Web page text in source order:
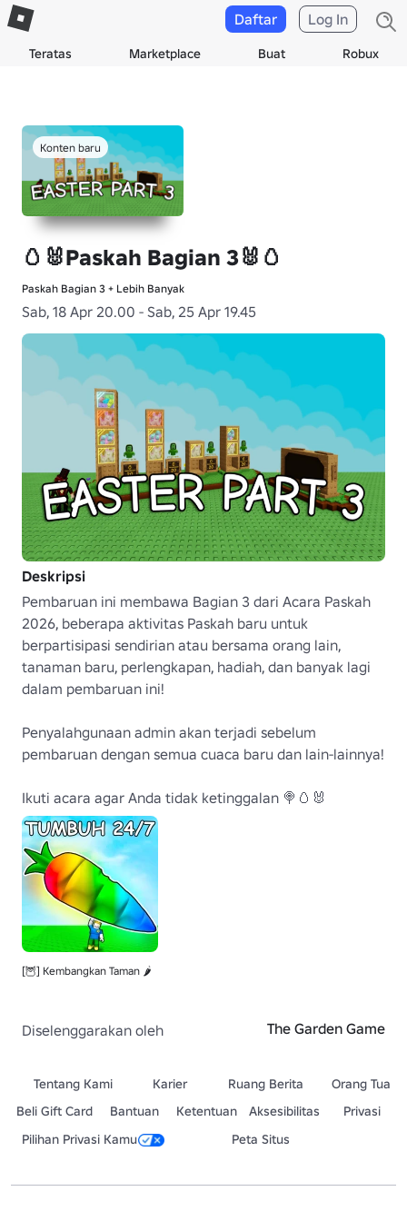
Teratas Marketplace Buat Robux
Daftar Log In
Konten baru
🥚🐰Paskah Bagian 3🐰🥚
Paskah Bagian 3 + Lebih Banyak
Sab, 18 Apr 20.00 - Sab, 25 Apr 19.45
Deskripsi
Pembaruan ini membawa Bagian 3 dari Acara Paskah
2026, beberapa aktivitas Paskah baru untuk
berpartisipasi sendirian atau bersama orang lain,
tanaman baru, perlengkapan, hadiah, dan banyak lagi
dalam pembaruan ini!
Penyalahgunaan admin akan terjadi sebelum
pembaruan dengan semua cuaca baru dan lain-lainnya!
Ikuti acara agar Anda tidak ketinggalan 🍭🥚🐰
[🦉] Kembangkan Taman 🌶️
Diselenggarakan oleh The Garden Game
Tentang Kami Karier Ruang Berita
Orang Tua
Beli Gift Card
Bantuan Ketentuan Aksesibilitas
Privasi
Pilihan Privasi Kamu
Peta Situs